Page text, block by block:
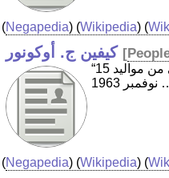
(Negapedia) (Wikipedia) (
كيفين ج. أوكونور [
“كيفين ج. أوكونور ‏ ممثل أمريكي من مواليد 15
…”
(Negapedia) (Wikipedia) (